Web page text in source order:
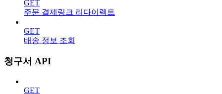
GET
주문 결제링크 리다이렉트
GET
배송 정보 조회
청구서 API
GET